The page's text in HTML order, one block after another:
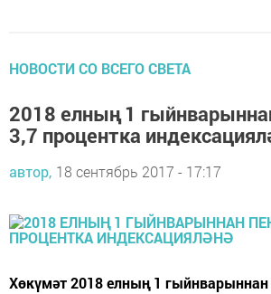
НОВОСТИ СО ВСЕГО СВЕТА
2018 елның 1
3,7 процентка
автор, 18 сентябрь 2017 - 17:17
Хөкүмәт 2018 елның 1 гыйнварыннан